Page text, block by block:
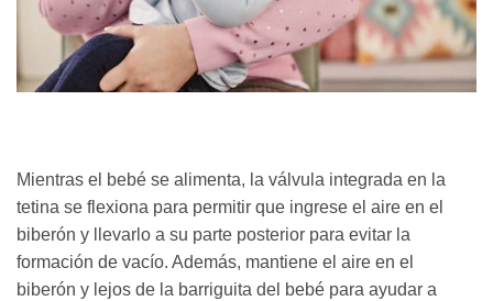
Mientras el bebé se alimenta, la válvula integrada en la
tetina se flexiona para permitir que ingrese el aire en el
biberón y llevarlo a su parte posterior para evitar la
formación de vacío. Además, mantiene el aire en el
biberón y lejos de la barriguita del bebé para ayudar a